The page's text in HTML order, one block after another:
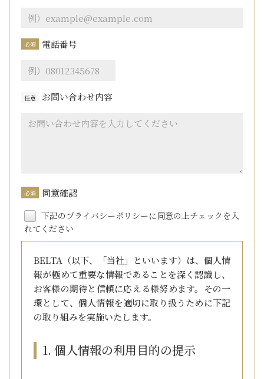
必須 電話番号
任意 お問い合わせ内容
必須 同意確認
下記のプライバシーポリシーに同意の上チェックを入
れてください
BELTA（以下、「当社」といいます）は、個人情
報が極めて重要な情報であることを深く認識し、
お客様の期待と信頼に応える様努めます。その一
環として、個人情報を適切に取り扱うために下記
の取り組みを実施いたします。
1. 個人情報の利用目的の提示